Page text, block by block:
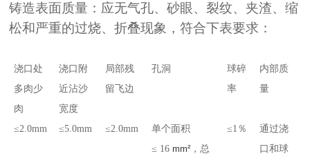
铸造表面质量：应无气孔、砂眼、裂纹、夹渣、缩
松和严重的过烧、折叠现象，符合下表要求：
浇口处
多肉少
肉
浇口附
近沾沙
宽度
局部残
留飞边
孔洞
球碎
率
内部质
量
≤2.0mm ≤5.0mm ≤2.0mm
单个面积
≤ 16 mm² ，总
≤1 ％
通过浇
口和球